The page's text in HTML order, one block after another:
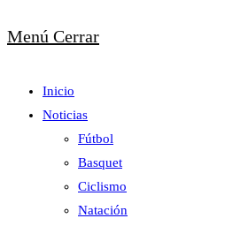
Menú Cerrar
Inicio
Noticias
Fútbol
Basquet
Ciclismo
Natación